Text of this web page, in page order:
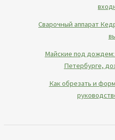
Сварочный аппарат
Майские под дождем:
Петербурге,
Как обрезать и